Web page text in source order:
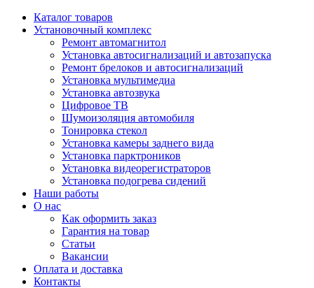
Каталог товаров
Установочный комплекс
Ремонт автомагнитол
Установка автосигнализаций и автозапуска
Ремонт брелоков и автосигнализаций
Установка мультимедиа
Установка автозвука
Цифровое ТВ
Шумоизоляция автомобиля
Тонировка стекол
Установка камеры заднего вида
Установка парктроников
Установка видеорегистраторов
Установка подогрева сидений
Наши работы
О нас
Как оформить заказ
Гарантия на товар
Статьи
Вакансии
Оплата и доставка
Контакты